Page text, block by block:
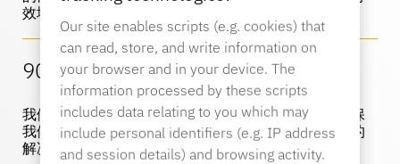
体育用品
专业零售
智能锁
传感器标签和分离器
联系我们
案例研究
产品目录
效地满足客户的需求。
90 个国家
我们的全球影响力与我们对客户的承诺相得益彰，确保
我们所服务的每个市场都具有本地洞察力和量身定制的
解决方案。
Our site enables scripts (e.g. cookies) that
can read, store, and write information on
your browser and in your device. The
information processed by these scripts
includes data relating to you which may
include personal identifiers (e.g. IP address
and session details) and browsing activity.